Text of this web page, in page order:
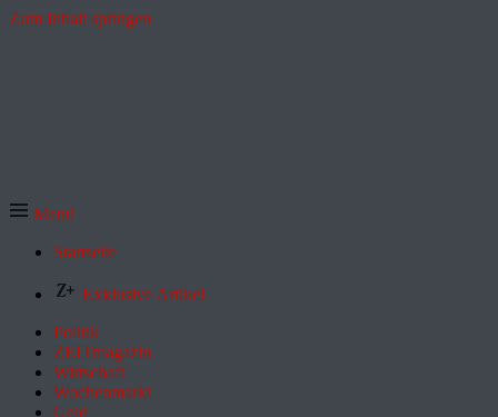
Zum Inhalt springen
Menü
Startseite
Exklusive Artikel
Politik
ZEITmagazin
Wirtschaft
Wochenmarkt
Geld